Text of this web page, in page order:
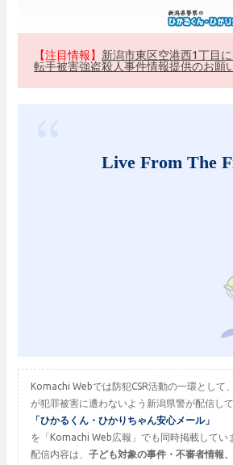
【注目情報】 新潟市東区空港西1丁目
転手被害強盗殺人事件情報提供のお願
Live From The
Komachi Webでは防犯CSR活動の一環として
が犯罪被害に遭わないよう新潟県警が配信し
「ひかるくん・ひかりちゃん安心メール」
を「Komachi Web広報」でも同時掲載してい
配信内容は、 子ども対象の事件・不審者情報